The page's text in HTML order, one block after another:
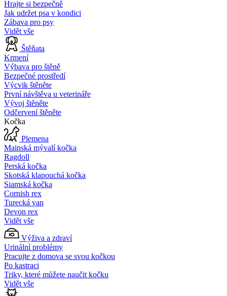
Hrajte si bezpečně
Jak udržet psa v kondici
Zábava pro psy
Vidět vše
Štěňata
Krmení
Výbava pro štěně
Bezpečné prostředí
Výcvik štěněte
První návštěva u veterináře
Vývoj štěněte
Odčervení štěněte
Kočka
Plemena
Mainská mývalí kočka
Ragdoll
Perská kočka
Skotská klapouchá kočka
Siamská kočka
Cornish rex
Turecká van
Devon rex
Vidět vše
Výživa a zdraví
Urinální problémy
Pracujte z domova se svou kočkou
Po kastraci
Triky, které můžete naučit kočku
Vidět vše